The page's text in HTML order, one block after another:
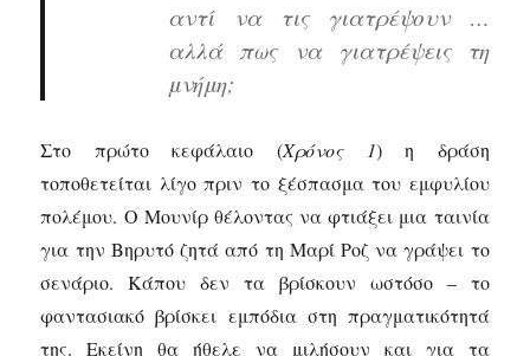
αντί να τις γιατρέψουν …
αλλά πως να γιατρέψεις τη
μνήμη;
Στο πρώτο κεφάλαιο (Χρόνος 1) η δράση
τοποθετείται λίγο πριν το ξέσπασμα του εμφυλίου
πολέμου. Ο Μουνίρ θέλοντας να φτιάξει μια ταινία
για την Βηρυτό ζητά από τη Μαρί Ροζ να γράψει το
σενάριο. Κάπου δεν τα βρίσκουν ωστόσο – το
φαντασιακό βρίσκει εμπόδια στη πραγματικότητά
της. Εκείνη θα ήθελε να μιλήσουν και για τα